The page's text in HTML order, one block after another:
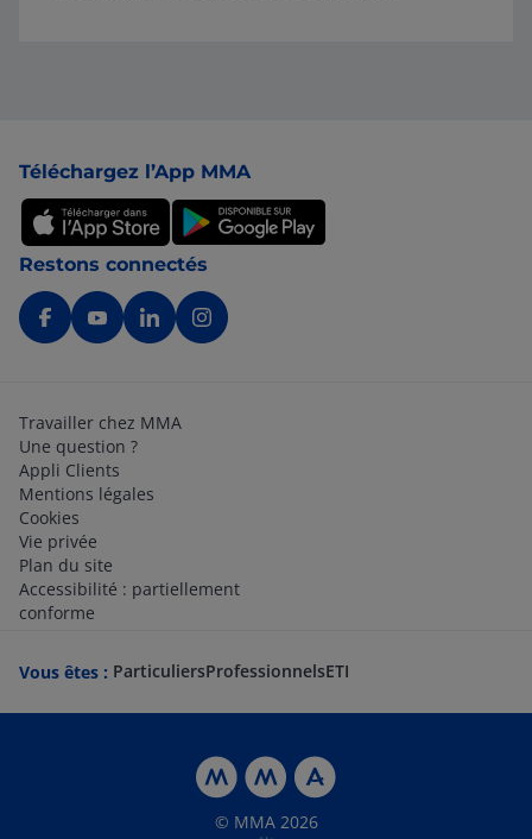
Téléchargez l’App MMA
Restons connectés
Travailler chez MMA
Une question ?
Appli Clients
Mentions légales
Cookies
Vie privée
Plan du site
Accessibilité : partiellement
conforme
Vous êtes : ParticuliersProfessionnelsETI
© MMA 2026